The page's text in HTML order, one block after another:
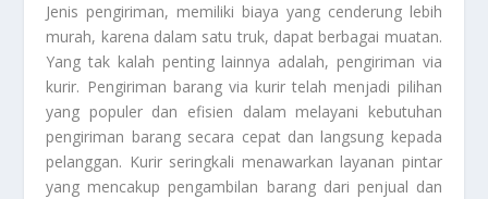
Jenis pengiriman, memiliki biaya yang cenderung lebih
murah, karena dalam satu truk, dapat berbagai muatan.
Yang tak kalah penting lainnya adalah, pengiriman via
kurir. Pengiriman barang via kurir telah menjadi pilihan
yang populer dan efisien dalam melayani kebutuhan
pengiriman barang secara cepat dan langsung kepada
pelanggan. Kurir seringkali menawarkan layanan pintar
yang mencakup pengambilan barang dari penjual dan